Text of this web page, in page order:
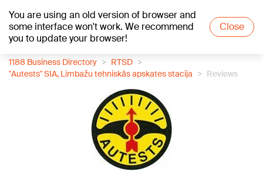
You are using an old version of browser and
some interface won't work. We recommend
you to update your browser!
Close
+16°C
1188 Business Directory
RTSD
"Autests" SIA, Limbažu tehniskās apskates stacija
Reviews